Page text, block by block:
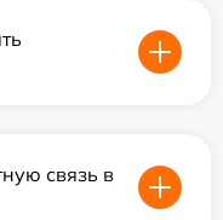
связь в